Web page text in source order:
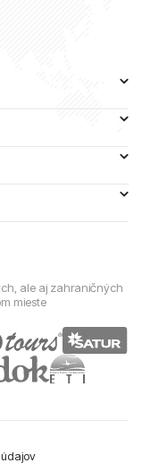
ale aj zahraničných
mieste